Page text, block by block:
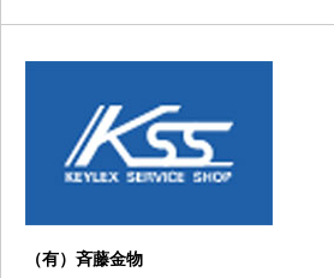
（有）斉藤金物